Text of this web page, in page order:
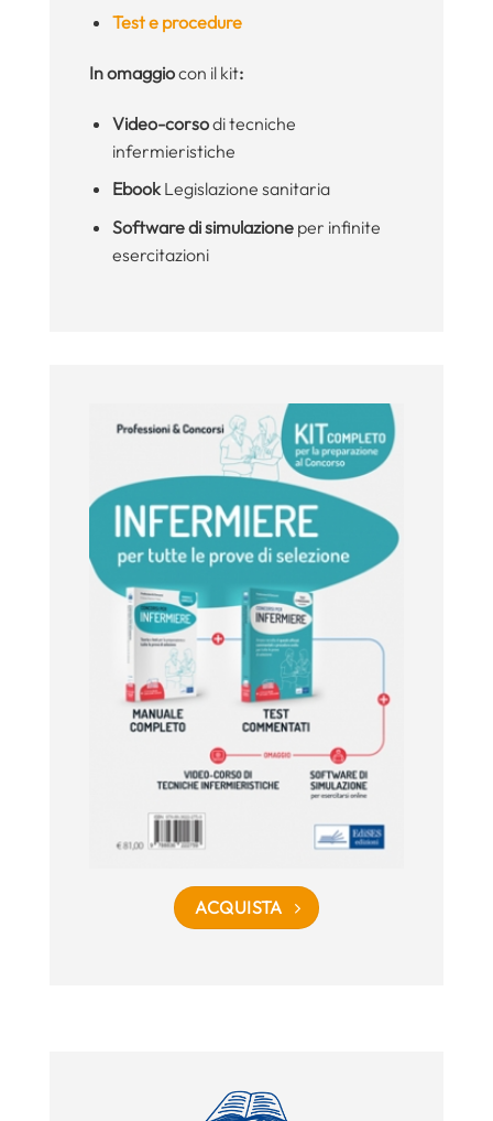
Test e procedure
In omaggiocon il kit:
Video-corsodi tecniche
infermieristiche
EbookLegislazione sanitaria
Software di simulazioneper infinite
esercitazioni
ACQUISTA